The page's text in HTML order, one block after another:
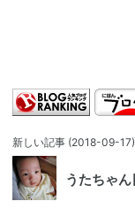
新しい記事 (2018-09-17)
うたちゃ